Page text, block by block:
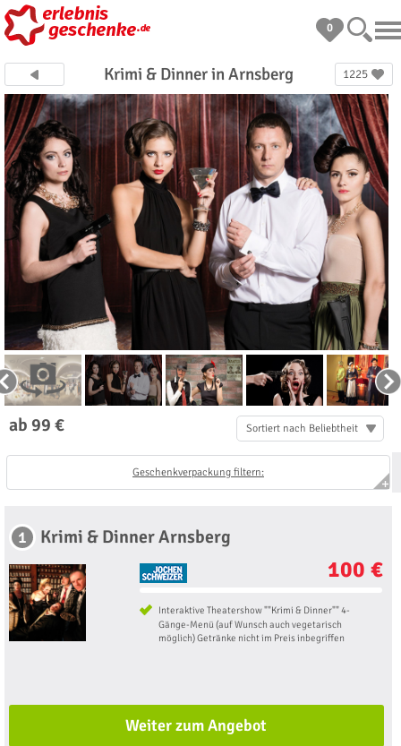
0
Krimi & Dinner in Arnsberg 1225
ab 99 € Sortiert nach Beliebtheit
Geschenkverpackung filtern:
1 Krimi & Dinner Arnsberg
100 €
Interaktive Theatershow ""Krimi & Dinner"" 4-
Gänge-Menü (auf Wunsch auch vegetarisch
möglich) Getränke nicht im Preis inbegriffen
Weiter zum Angebot